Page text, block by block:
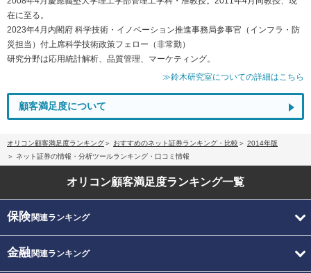
在に至る。
2023年4月内閣府 科学技術・イノベーション推進事務局参事官（インフラ・防
災担当）付上席科学技術政策フェロー（非常勤）
研究分野は応用統計解析、品質管理、マーケティング。
≫鈴木研究室についての詳細はこちら
顧客満足度について
オリコン顧客満足度ランキング おすすめのネット証券ランキング・比較
2014年版
ネット証券の情報・分析ツールランキング・口コミ情報
オリコン顧客満足度ランキング一覧
保険関連ランキング
金融関連ランキング